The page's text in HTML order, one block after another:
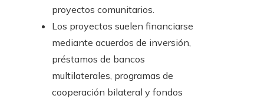
proyectos comunitarios.
Los proyectos suelen financiarse
mediante acuerdos de inversión,
préstamos de bancos
multilaterales, programas de
cooperación bilateral y fondos